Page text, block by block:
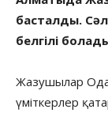
басталды.
белгілі
Жазушылар
үміткерлер